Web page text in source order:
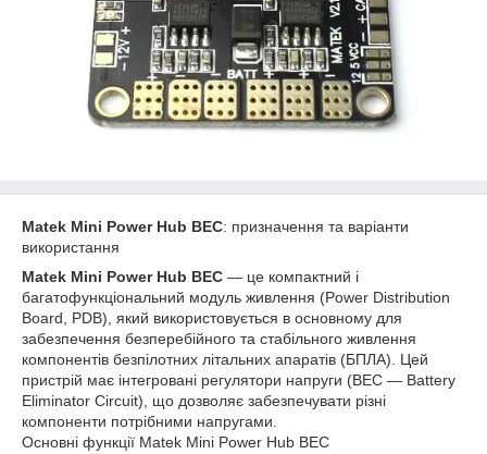
Matek Mini Power Hub BEC: призначення та варіанти
використання
Matek Mini Power Hub BEC — це компактний і
багатофункціональний модуль живлення (Power Distribution
Board, PDB), який використовується в основному для
забезпечення безперебійного та стабільного живлення
компонентів безпілотних літальних апаратів (БПЛА). Цей
пристрій має інтегровані регулятори напруги (BEC — Battery
Eliminator Circuit), що дозволяє забезпечувати різні
компоненти потрібними напругами.
Основні функції Matek Mini Power Hub BEC